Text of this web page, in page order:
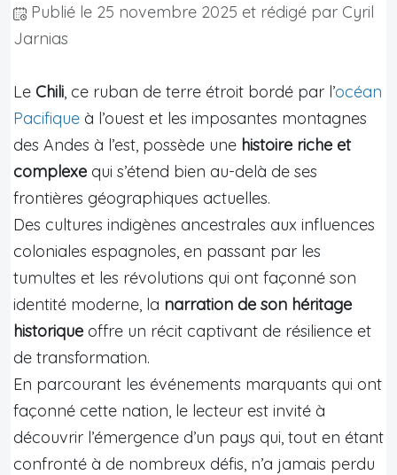
Publié le 25 novembre 2025 et rédigé par Cyril
Jarnias
Le Chili, ce ruban de terre étroit bordé par l’océan
Pacifique à l’ouest et les imposantes montagnes
des Andes à l’est, possède une histoire riche et
complexe qui s’étend bien au-delà de ses
frontières géographiques actuelles.
Des cultures indigènes ancestrales aux influences
coloniales espagnoles, en passant par les
tumultes et les révolutions qui ont façonné son
identité moderne, la narration de son héritage
historique offre un récit captivant de résilience et
de transformation.
En parcourant les événements marquants qui ont
façonné cette nation, le lecteur est invité à
découvrir l’émergence d’un pays qui, tout en étant
confronté à de nombreux défis, n’a jamais perdu